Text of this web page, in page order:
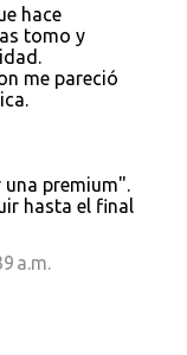
hace
tomo y
me pareció
una premium".
hasta el final
a.m.